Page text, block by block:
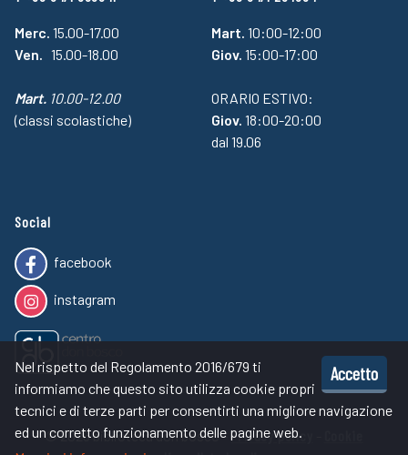
Merc. 15.00-17.00
Ven.
15.00-18.00
Mart. 10.00-12.00
(classi scolastiche)
Mart. 10:00-12:00
Giov. 15:00-17:00
ORARIO ESTIVO:
Giov. 18:00-20:00
dal 19.06
Social
facebook
instagram
© 2026 biblioteca don bosco -Privacy policy
Accetto
Nel rispetto del Regolamento 2016/679 ti
informiamo che questo sito utilizza cookie propri
tecnici e di terze parti per consentirti una migliore navigazione
ed un corretto funzionamento delle pagine web.